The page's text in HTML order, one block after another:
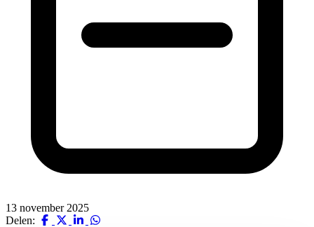
13 november 2025
Delen: